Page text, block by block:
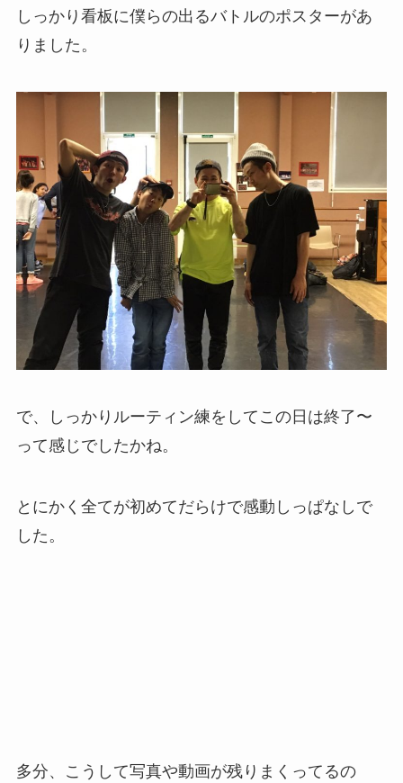
しっかり看板に僕らの出るバトルのポスターがあ
りました。
で、しっかりルーティン練をしてこの日は終了〜
って感じでしたかね。
とにかく全てが初めてだらけで感動しっぱなしで
した。
多分、こうして写真や動画が残りまくってるの